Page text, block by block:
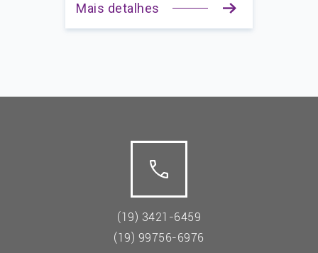
Mais detalhes
(19) 3421-6459
(19) 99756-6976